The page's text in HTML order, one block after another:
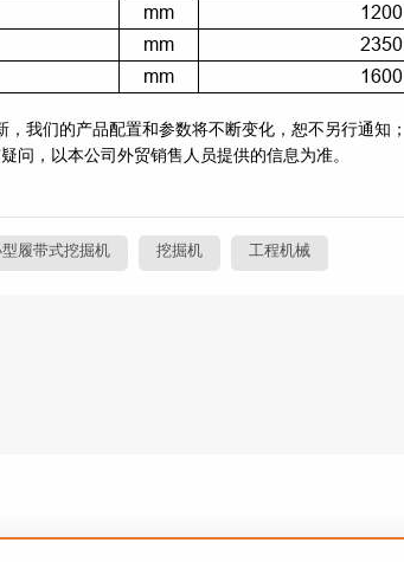
mm
1200
mm
2350
mm 1600
，我们的产品配置和参数将不断变化，恕不另行通知；
问，以本公司外贸销售人员提供的信息为准。
型履带式挖掘机 挖掘机 工程机械